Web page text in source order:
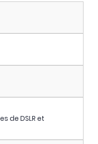
de DSLR et